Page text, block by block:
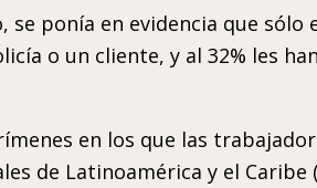
ponía en evidencia que sólo
o un cliente, y al 32% les
en los que las
de Latinoamérica y el Caribe